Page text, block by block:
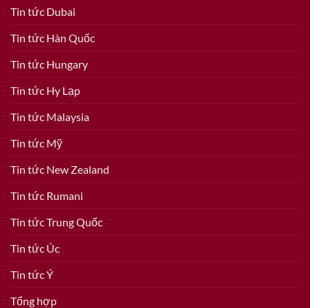
Tin tức Dubai
Tin tức Hàn Quốc
Tin tức Hungary
Tin tức Hy Lạp
Tin tức Malaysia
Tin tức Mỹ
Tin tức New Zealand
Tin tức Rumani
Tin tức Trung Quốc
Tin tức Úc
Tin tức Ý
Tổng hợp